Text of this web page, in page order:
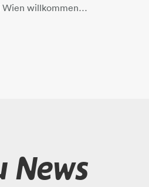
Wien willkommen…
News